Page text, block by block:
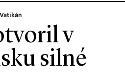
Vatikán
v
silné